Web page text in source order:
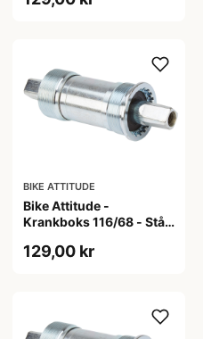
BIKE ATTITUDE
Bike Attitude -
Krankboks 116/68 - Stål
129,00 kr